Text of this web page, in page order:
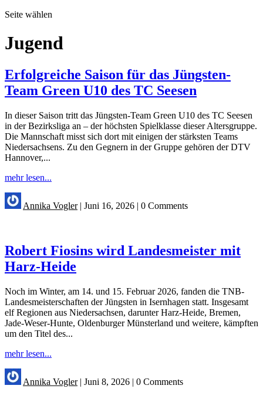
Seite wählen
Jugend
Erfolgreiche Saison für das Jüngsten-
Team Green U10 des TC Seesen
In dieser Saison tritt das Jüngsten-Team Green U10 des TC Seesen
in der Bezirksliga an – der höchsten Spielklasse dieser Altersgruppe.
Die Mannschaft misst sich dort mit einigen der stärksten Teams
Niedersachsens. Zu den Gegnern in der Gruppe gehören der DTV
Hannover,...
mehr lesen...
Annika Vogler| Juni 16, 2026 | 0 Comments
Robert Fiosins wird Landesmeister mit
Harz-Heide
Noch im Winter, am 14. und 15. Februar 2026, fanden die TNB-
Landesmeisterschaften der Jüngsten in Isernhagen statt. Insgesamt
elf Regionen aus Niedersachsen, darunter Harz-Heide, Bremen,
Jade-Weser-Hunte, Oldenburger Münsterland und weitere, kämpften
um den Titel des...
mehr lesen...
Annika Vogler| Juni 8, 2026 | 0 Comments